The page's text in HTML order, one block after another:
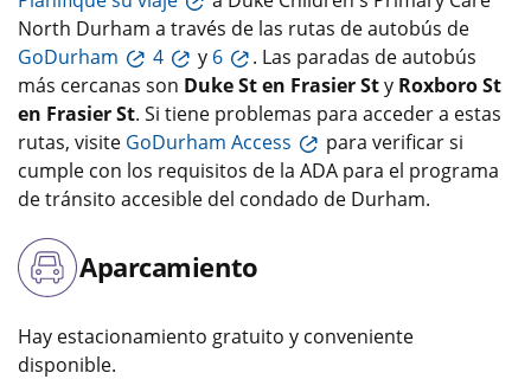
North Durham a través de las rutas de autobús de
GoDurham
4 y 6
. Las paradas de autobús
más cercanas son Duke St en Frasier Sty Roxboro St
en Frasier St. Si tiene problemas para acceder a estas
rutas, visite GoDurham Access
para verificar si
cumple con los requisitos de la ADA para el programa
de tránsito accesible del condado de Durham.
Aparcamiento
Hay estacionamiento gratuito y conveniente
disponible.